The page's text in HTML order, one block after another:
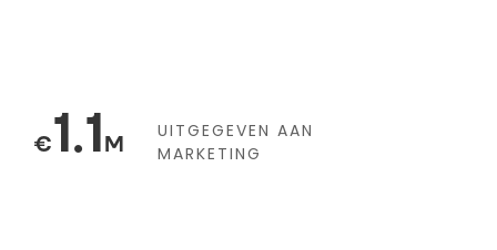
€1.1M
UITGEGEVEN AAN
MARKETING